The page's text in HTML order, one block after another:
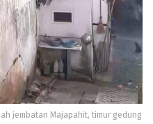
jembatan Majapahit, timur gedung